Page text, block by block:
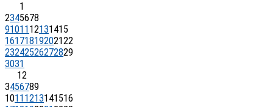
1
2345678
91011 12131415
16171819202122
23242526272829
3031
12
3456789
1011 1213141516